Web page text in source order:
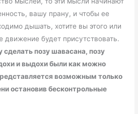
вашу прану, и чтобы ее
дышать, хотите вы этого или
движение будет присутствовать.
позу шавасана, позу
и выдохи были как можно
возможным только
остановив бесконтрольные